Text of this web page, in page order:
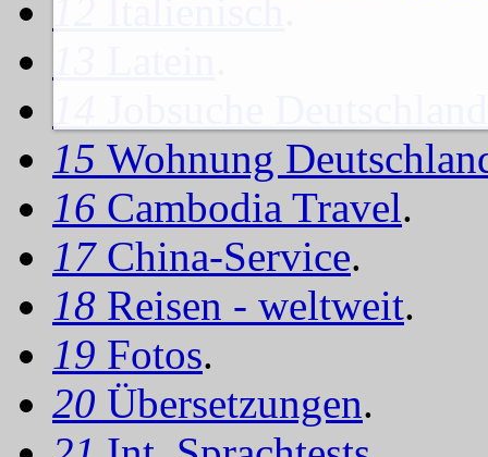
15 Wohnung
16 Cambodia Travel.
17 China-Service.
18 Reisen - weltweit.
19 Fotos.
20 Übersetzungen.